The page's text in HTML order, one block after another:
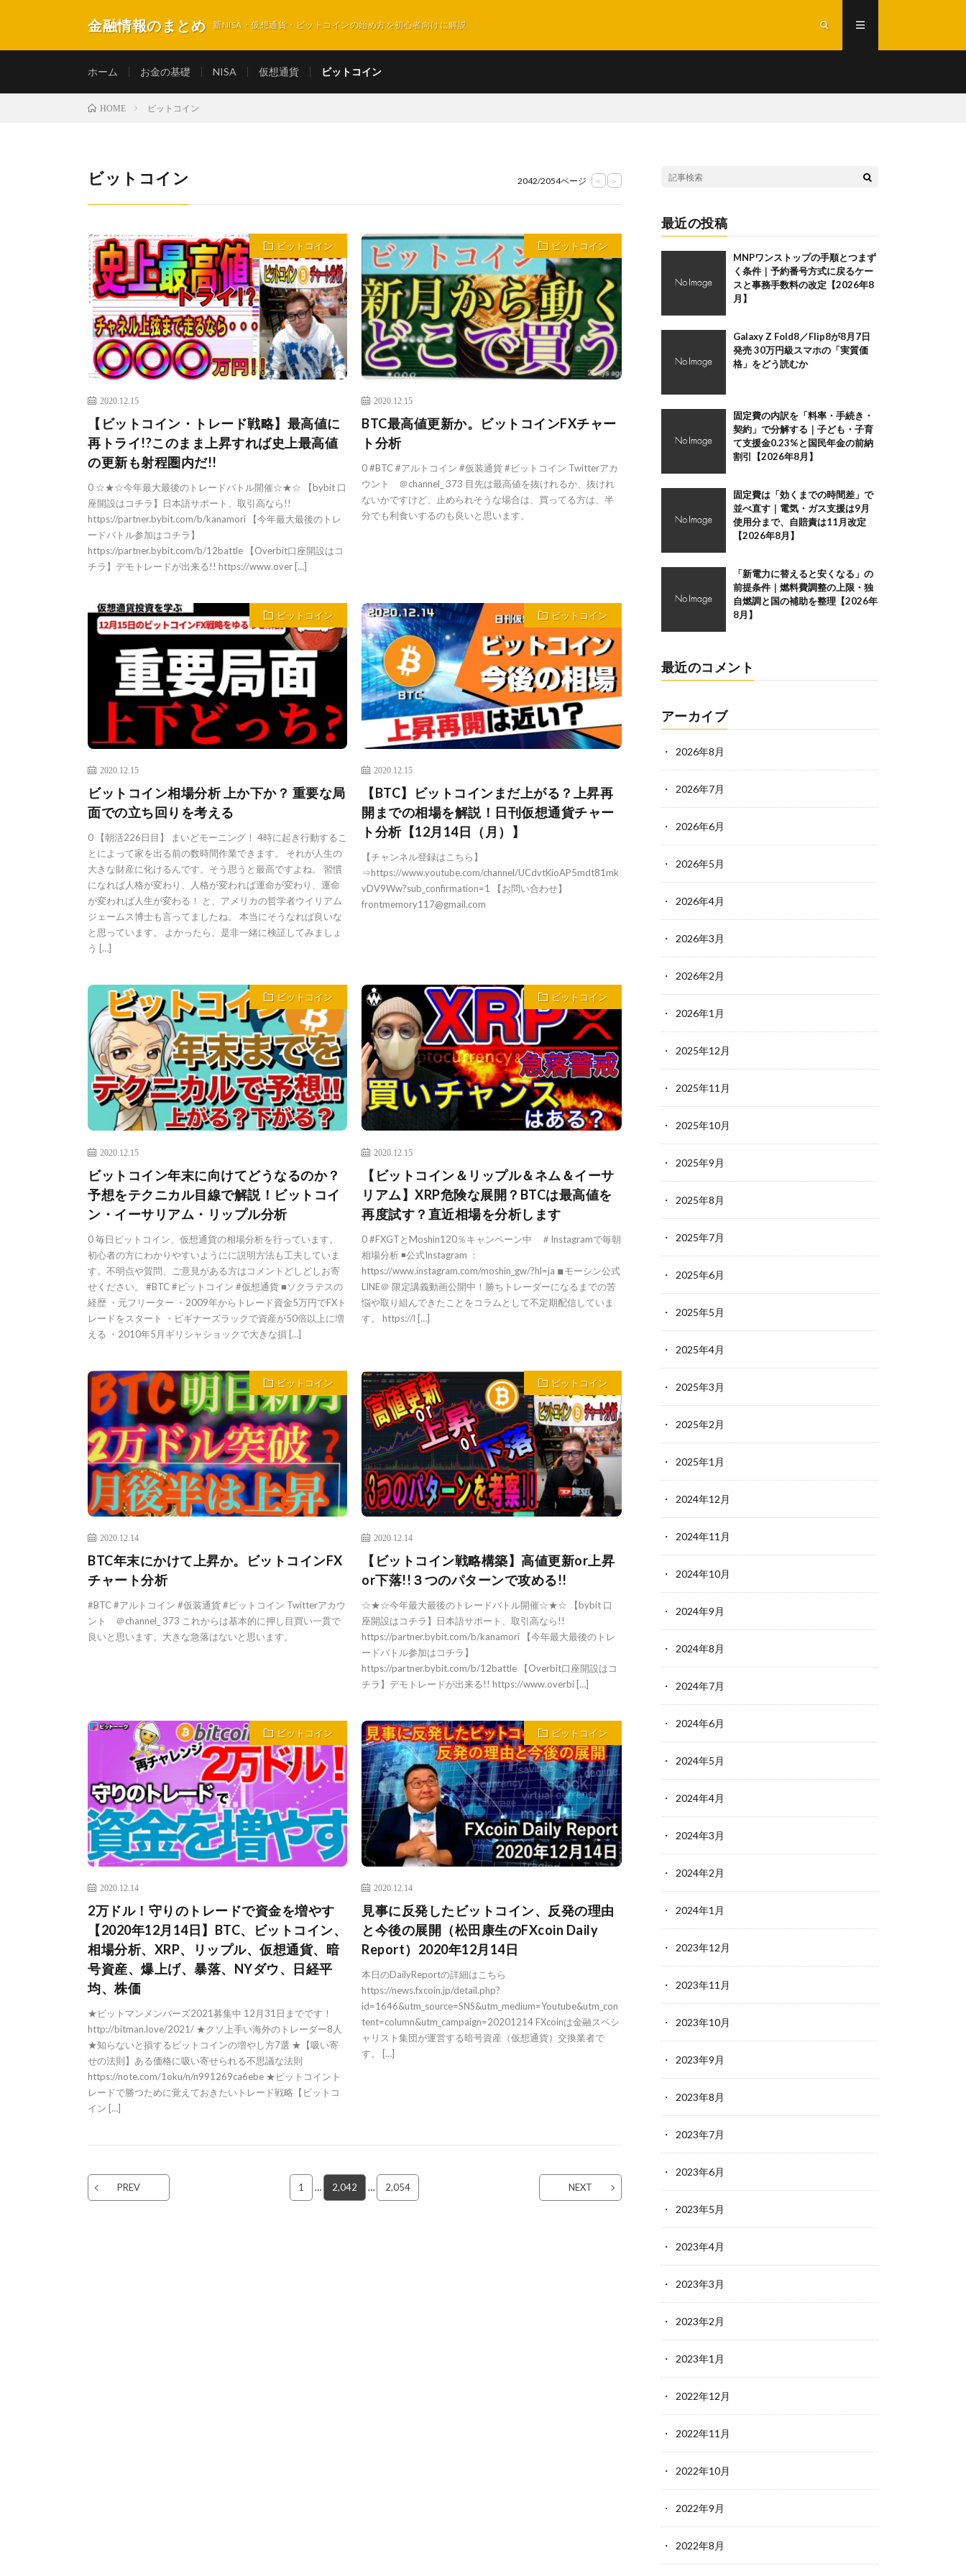
金融情報のまとめ 新NISA・仮想通貨・ビットコインの始め方を初心者向けに解説
ホーム お金の基礎 NISA 仮想通貨 ビットコイン
HOME ビットコイン
ビットコイン 2042/2054ページ < >
ビットコイン
2020.12.15
【ビットコイン・トレード戦略】最高値に
再トライ!?このまま上昇すれば史上最高値
の更新も射程圏内だ!!
0 ☆★☆今年最大最後のトレードバトル開催☆★☆ 【bybit 口
座開設はコチラ】日本語サポート、取引高なら!!
https://partner.bybit.com/b/kanamori 【今年最大最後のトレ
ードバトル参加はコチラ】
https://partner.bybit.com/b/12battle 【Overbit口座開設はコ
チラ】デモトレードが出来る!! https://www.over […]
ビットコイン
2020.12.15
BTC最高値更新か。ビットコインFXチャー
ト分析
0 #BTC #アルトコイン #仮装通貨 #ビットコイン Twitterアカ
ウント ＠channel_ 373 目先は最高値を抜けれるか、抜けれ
ないかですけど、止められそうな場合は、買ってる方は、半
分でも利食いするのも良いと思います。
ビットコイン
2020.12.15
ビットコイン相場分析 上か下か？ 重要な局
面での立ち回りを考える
0 【朝活226日目】 まいどモーニング！ 4時に起き行動するこ
とによって家を出る前の数時間作業できます。 それが人生の
大きな財産に化けるんです。そう思うと最高ですよね。 習慣
になれば人格が変わり、人格が変われば運命が変わり、運命
が変われば人生が変わる！ と、アメリカの哲学者ウイリアム
ジェームス博士も言ってましたね。 本当にそうなれば良いな
と思っています。 よかったら、是非一緒に検証してみましょ
う […]
ビットコイン
2020.12.15
【BTC】ビットコインまだ上がる？上昇再
開までの相場を解説！日刊仮想通貨チャー
ト分析【12月14日（月）】
【チャンネル登録はこちら】
⇒https://www.youtube.com/channel/UCdvtKioAP5mdt81mk
vDV9Ww?sub_confirmation=1 【お問い合わせ】
frontmemory117@gmail.com
ビットコイン
2020.12.15
ビットコイン年末に向けてどうなるのか？
予想をテクニカル目線で解説！ビットコイ
ン・イーサリアム・リップル分析
0 毎日ビットコイン、仮想通貨の相場分析を行っています。
初心者の方にわかりやすいようにに説明方法も工夫していま
す。不明点や質問、ご意見がある方はコメントどしどしお寄
せください。 #BTC #ビットコイン #仮想通貨 ■ソクラテスの
経歴 ・元フリーター ・2009年からトレード資金5万円でFXト
レードをスタート ・ビギナーズラックで資産が50倍以上に増
える ・2010年5月ギリシャショックで大きな損 […]
ビットコイン
2020.12.15
【ビットコイン＆リップル＆ネム＆イーサ
リアム】XRP危険な展開？BTCは最高値を
再度試す？直近相場を分析します
0 #FXGTとMoshin120％キャンペーン中 ＃Instagramで毎朝
相場分析 ◾️公式Instagram ：
https://www.instagram.com/moshin_gw/?hl=ja ◾︎モーシン公式
LINE＠ 限定講義動画公開中！勝ちトレーダーになるまでの苦
悩や取り組んできたことをコラムとして不定期配信していま
す。 https://l […]
ビットコイン
2020.12.14
BTC年末にかけて上昇か。ビットコインFX
チャート分析
#BTC #アルトコイン #仮装通貨 #ビットコイン Twitterアカウ
ント ＠channel_ 373 これからは基本的に押し目買い一貫で
良いと思います。大きな急落はないと思います。
ビットコイン
2020.12.14
【ビットコイン戦略構築】高値更新or上昇
or下落!!３つのパターンで攻める!!
☆★☆今年最大最後のトレードバトル開催☆★☆ 【bybit 口
座開設はコチラ】日本語サポート、取引高なら!!
https://partner.bybit.com/b/kanamori 【今年最大最後のトレ
ードバトル参加はコチラ】
https://partner.bybit.com/b/12battle 【Overbit口座開設はコ
チラ】デモトレードが出来る!! https://www.overbi […]
ビットコイン
2020.12.14
2万ドル！守りのトレードで資金を増やす
【2020年12月14日】BTC、ビットコイン、
相場分析、XRP、リップル、仮想通貨、暗
号資産、爆上げ、暴落、NYダウ、日経平
均、株価
★ビットマンメンバーズ2021募集中 12月31日までです！
http://bitman.love/2021/ ★クソ上手い海外のトレーダー8人
★知らないと損するビットコインの増やし方7選 ★【吸い寄
せの法則】ある価格に吸い寄せられる不思議な法則
https://note.com/1oku/n/n991269ca6ebe ★ビットコイント
レードで勝つために覚えておきたいトレード戦略【ビットコ
イン […]
ビットコイン
2020.12.14
見事に反発したビットコイン、反発の理由
と今後の展開（松田康生のFXcoin Daily
Report）2020年12月14日
本日のDailyReportの詳細はこちら
https://news.fxcoin.jp/detail.php?
id=1646&utm_source=SNS&utm_medium=Youtube&utm_con
tent=column&utm_campaign=20201214 FXcoinは金融スペシ
ャリスト集団が運営する暗号資産（仮想通貨）交換業者で
す。 […]
PREV 1 … 2,042 … 2,054 NEXT
最近の投稿
MNPワンストップの手順とつまず
く条件｜予約番号方式に戻るケー
スと事務手数料の改定【2026年8
月】
Galaxy Z Fold8／Flip8が8月7日
発売 30万円級スマホの「実質価
格」をどう読むか
固定費の内訳を「料率・手続き・
契約」で分解する｜子ども・子育
て支援金0.23%と国民年金の前納
割引【2026年8月】
固定費は「効くまでの時間差」で
並べ直す｜電気・ガス支援は9月
使用分まで、自賠責は11月改定
【2026年8月】
「新電力に替えると安くなる」の
前提条件｜燃料費調整の上限・独
自燃調と国の補助を整理【2026年
8月】
最近のコメント
アーカイブ
2026年8月
2026年7月
2026年6月
2026年5月
2026年4月
2026年3月
2026年2月
2026年1月
2025年12月
2025年11月
2025年10月
2025年9月
2025年8月
2025年7月
2025年6月
2025年5月
2025年4月
2025年3月
2025年2月
2025年1月
2024年12月
2024年11月
2024年10月
2024年9月
2024年8月
2024年7月
2024年6月
2024年5月
2024年4月
2024年3月
2024年2月
2024年1月
2023年12月
2023年11月
2023年10月
2023年9月
2023年8月
2023年7月
2023年6月
2023年5月
2023年4月
2023年3月
2023年2月
2023年1月
2022年12月
2022年11月
2022年10月
2022年9月
2022年8月